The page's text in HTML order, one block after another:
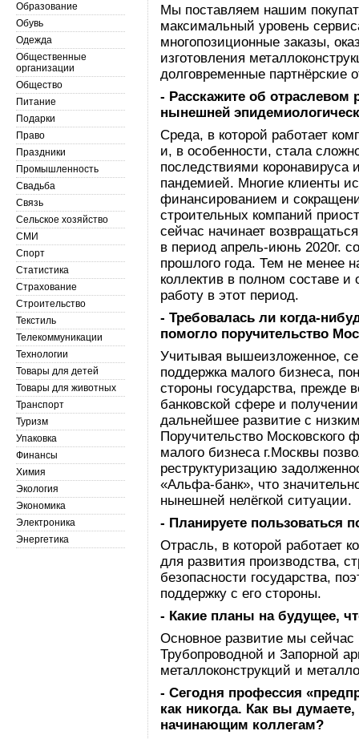
Мы поставляем нашим
максимальный уровень
многопозиционные заказы,
изготовления
долговременные партнёрские
- Расскажите об
нынешней
Среда, в которой работает
и, в особенности, стала
последствиями
пандемией. Многие клиенты
финансированием и
строительных компаний
сейчас начинает
в период апрель-июнь 2020г.
прошлого года. Тем не менее
коллектив в полном составе
работу в этот период.
- Требовалась ли когда-
помогло поручительство
Учитывая вышеизложенное,
поддержка малого бизнеса,
стороны государства, прежде
банковской сфере и
дальнейшее развитие с
Поручительство Московского
малого бизнеса г.Москвы
реструктуризацию
«Альфа-банк», что
нынешней нелёгкой ситуации.
- Планируете пользоваться
Отрасль, в которой работает
для развития производства,
безопасности государства,
поддержку с его стороны.
- Какие планы на будущее,
Основное развитие мы
Трубопроводной и Запорной
металлоконструкций и
- Сегодня профессия
как никогда. Как вы
начинающим коллегам?
Образование
Обувь
Одежда
Общественные
организации
Общество
Питание
Подарки
Право
Праздники
Промышленность
Свадьба
Связь
Сельское хозяйство
СМИ
Спорт
Статистика
Страхование
Строительство
Текстиль
Телекоммуникации
Технологии
Товары для детей
Товары для животных
Транспорт
Туризм
Упаковка
Финансы
Химия
Экология
Экономика
Электроника
Энергетика